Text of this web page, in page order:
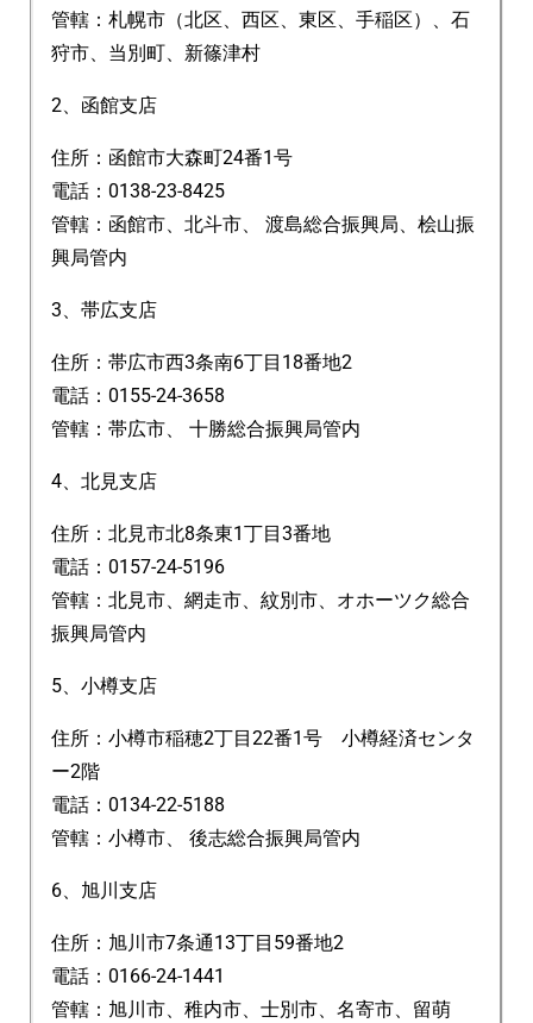
管轄：札幌市（北区、西区、東区、手稲区）、石
狩市、当別町、新篠津村
2、函館支店
住所：函館市大森町24番1号
電話：0138-23-8425
管轄：函館市、北斗市、 渡島総合振興局、桧山振
興局管内
3、帯広支店
住所：帯広市西3条南6丁目18番地2
電話：0155-24-3658
管轄：帯広市、 十勝総合振興局管内
4、北見支店
住所：北見市北8条東1丁目3番地
電話：0157-24-5196
管轄：北見市、網走市、紋別市、オホーツク総合
振興局管内
5、小樽支店
住所：小樽市稲穂2丁目22番1号 小樽経済センタ
ー2階
電話：0134-22-5188
管轄：小樽市、 後志総合振興局管内
6、旭川支店
住所：旭川市7条通13丁目59番地2
電話：0166-24-1441
管轄：旭川市、稚内市、士別市、名寄市、留萌